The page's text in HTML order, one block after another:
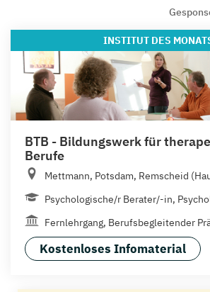
INSTITUT DES
BTB - Bildungswerk für
Berufe
Mettmann, Potsdam, Remscheid
Psychologische/r Berater/-in,
Fernlehrgang, Berufsbegleitender
Kostenloses Infomaterial